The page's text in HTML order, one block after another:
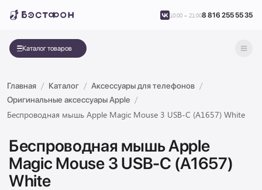
Каталог товаров
10:00 – 21:008 816 255 55 35
Главная Каталог
Аксессуары для телефонов
Оригинальные аксессуары Apple
Беспроводная мышь Apple Magic Mouse 3 USB-C (A1657) White
Беспроводная мышь Apple
Magic Mouse 3 USB-C (A1657)
White